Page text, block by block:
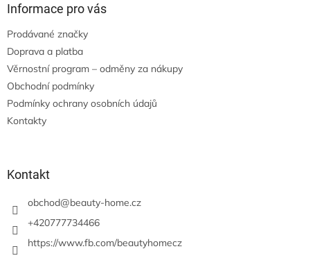
Informace pro vás
Prodávané značky
Doprava a platba
Věrnostní program – odměny za nákupy
Obchodní podmínky
Podmínky ochrany osobních údajů
Kontakty
Kontakt
obchod@beauty-home.cz
+420777734466
https://www.fb.com/beautyhomecz